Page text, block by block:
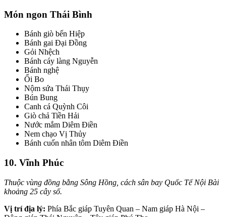
Món ngon Thái Bình
Bánh giò bến Hiệp
Bánh gai Đại Đồng
Gỏi Nhệch
Bánh cáy làng Nguyễn
Bánh nghệ
Ổi Bo
Nộm sứa Thái Thụy
Bún Bung
Canh cá Quỳnh Côi
Giò chả Tiền Hải
Nước mắm Diêm Điền
Nem chạo Vị Thủy
Bánh cuốn nhân tôm Diêm Điền
10. Vĩnh Phúc
Thuộc vùng đồng bằng Sông Hồng, cách sân bay Quốc Tế Nội Bài
khoảng 25 cây số.
Vị trí địa lý: Phía Bắc giáp Tuyên Quan – Nam giáp Hà Nội –